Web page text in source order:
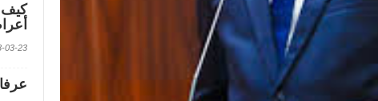
2018-03-23